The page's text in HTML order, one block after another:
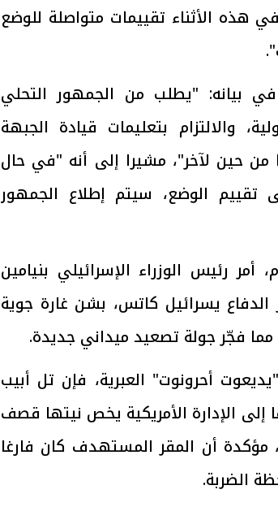
هذه الأثناء تقييمات متواصلة للوضع
في بيانه: "يطلب من الجمهور التحلي
والالتزام بتعليمات قيادة الجبهة
من حين لآخر"، مشيرا إلى أنه "في حال
تقييم الوضع، سيتم إطلاع الجمهور
رئيس الوزراء الإسرائيلي بنيامين
الدفاع يسرائيل كاتس، بشن غارة جوية
مما فجّر جولة تصعيد ميداني جديدة.
أحرونوت" العبرية، فإن تل أبيب
إلى الإدارة الأمريكية يخص نيتها قصف
مؤكدة أن المقر المستهدف كان فارغا
الضربة.